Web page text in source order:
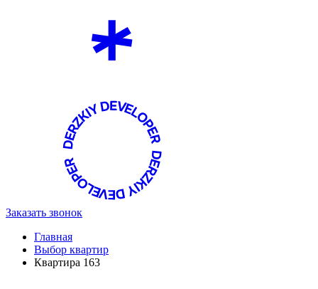
Заказать звонок
Главная
Выбор квартир
Квартира 163